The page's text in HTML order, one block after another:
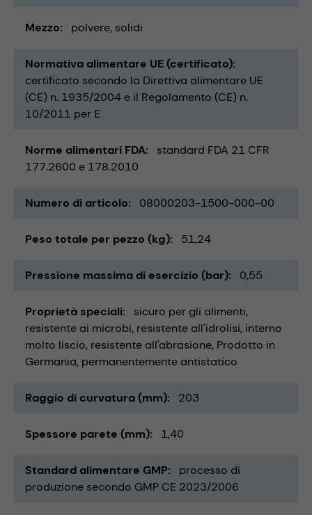
Mezzo polvere solidi
Normativa alimentare UE (certificato)
certificato secondo la Direttiva alimentare UE
(CE) n. 1935/2004 e il Regolamento (CE) n.
10/2011 per E
Norme alimentari FDA
standard FDA 21 CFR
177.2600 e 178.2010
Numero di articolo 08000203-1500-000-00
Peso totale per pezzo (kg) 51,24
Pressione massima di esercizio (bar) 0,55
Proprietà speciali
sicuro per gli alimenti
resistente ai microbi resistente all'idrolisi interno
molto liscio resistente all'abrasione Prodotto in
Germania permanentemente antistatico
Raggio di curvatura (mm) 203
Spessore parete (mm) 1,40
Standard alimentare GMP
processo di
produzione secondo GMP CE 2023/2006